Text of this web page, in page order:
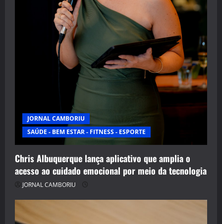
JORNAL CAMBORIU
SAÚDE - BEM ESTAR - FITNESS - ESPORTE
Chris Albuquerque lança aplicativo que amplia o
acesso ao cuidado emocional por meio da tecnologia
JORNAL CAMBORIU